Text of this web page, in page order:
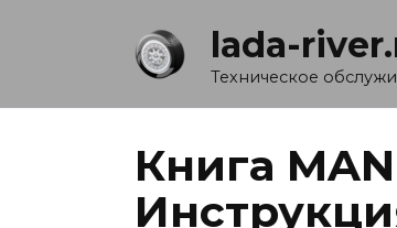
lada-
Техническое
Книга